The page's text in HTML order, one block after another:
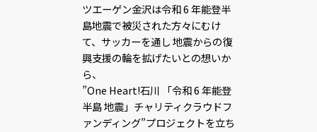
ツエーゲン金沢は令和 6 年能登半
島地震で被災された方々にむけ
て、サッカーを通し 地震からの復
興支援の輪を拡げたいとの想いか
ら、
”One Heart!石川 「令和 6 年能登
半島 地震」チャリティクラウドフ
ァンディング”プロジェクトを立ち